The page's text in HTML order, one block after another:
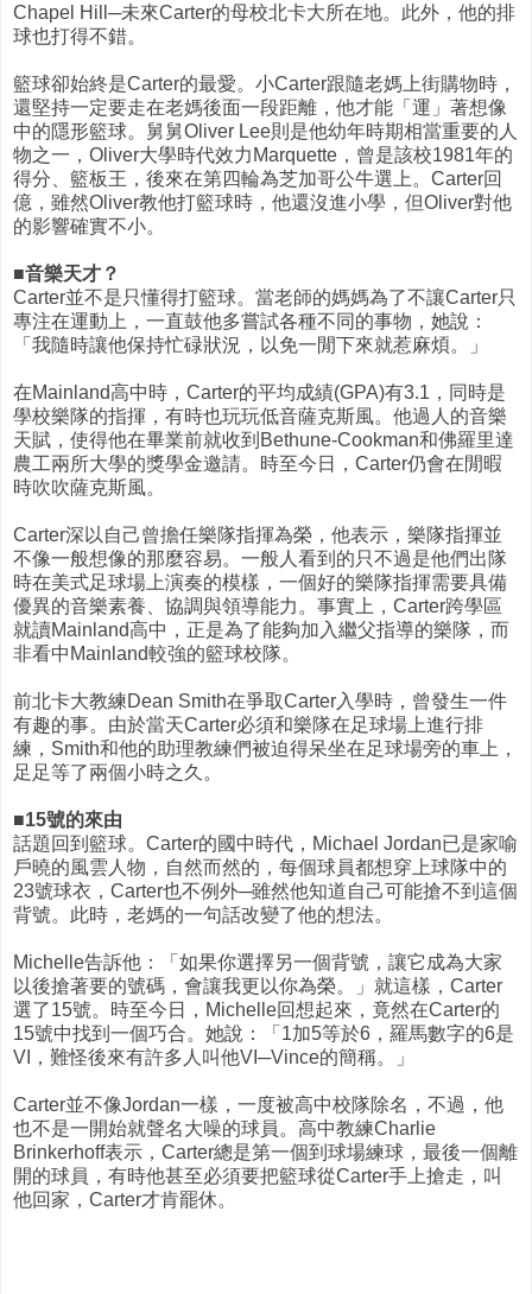
Chapel Hill─未來Carter的母校北卡大所在地。此外，他的排
球也打得不錯。
籃球卻始終是Carter的最愛。小Carter跟隨老媽上街購物時，
還堅持一定要走在老媽後面一段距離，他才能「運」著想像
中的隱形籃球。舅舅Oliver Lee則是他幼年時期相當重要的人
物之一，Oliver大學時代效力Marquette，曾是該校1981年的
得分、籃板王，後來在第四輪為芝加哥公牛選上。Carter回
億，雖然Oliver教他打籃球時，他還沒進小學，但Oliver對他
的影響確實不小。
■音樂天才？
Carter並不是只懂得打籃球。當老師的媽媽為了不讓Carter只
專注在運動上，一直鼓他多嘗試各種不同的事物，她說：
「我隨時讓他保持忙碌狀況，以免一閒下來就惹麻煩。」
在Mainland高中時，Carter的平均成績(GPA)有3.1，同時是
學校樂隊的指揮，有時也玩玩低音薩克斯風。他過人的音樂
天賦，使得他在畢業前就收到Bethune-Cookman和佛羅里達
農工兩所大學的獎學金邀請。時至今日，Carter仍會在閒暇
時吹吹薩克斯風。
Carter深以自己曾擔任樂隊指揮為榮，他表示，樂隊指揮並
不像一般想像的那麼容易。一般人看到的只不過是他們出隊
時在美式足球場上演奏的模樣，一個好的樂隊指揮需要具備
優異的音樂素養、協調與領導能力。事實上，Carter跨學區
就讀Mainland高中，正是為了能夠加入繼父指導的樂隊，而
非看中Mainland較強的籃球校隊。
前北卡大教練Dean Smith在爭取Carter入學時，曾發生一件
有趣的事。由於當天Carter必須和樂隊在足球場上進行排
練，Smith和他的助理教練們被迫得呆坐在足球場旁的車上，
足足等了兩個小時之久。
■15號的來由
話題回到籃球。Carter的國中時代，Michael Jordan已是家喻
戶曉的風雲人物，自然而然的，每個球員都想穿上球隊中的
23號球衣，Carter也不例外─雖然他知道自己可能搶不到這個
背號。此時，老媽的一句話改變了他的想法。
Michelle告訴他：「如果你選擇另一個背號，讓它成為大家
以後搶著要的號碼，會讓我更以你為榮。」就這樣，Carter
選了15號。時至今日，Michelle回想起來，竟然在Carter的
15號中找到一個巧合。她說：「1加5等於6，羅馬數字的6是
VI，難怪後來有許多人叫他VI─Vince的簡稱。」
Carter並不像Jordan一樣，一度被高中校隊除名，不過，他
也不是一開始就聲名大噪的球員。高中教練Charlie
Brinkerhoff表示，Carter總是第一個到球場練球，最後一個離
開的球員，有時他甚至必須要把籃球從Carter手上搶走，叫
他回家，Carter才肯罷休。